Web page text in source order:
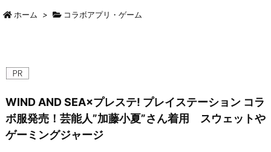
ホーム > コラボアプリ・ゲーム
WIND AND SEA×プレステ! プレイステーション コラ
ボ服発売！芸能人”加藤小夏”さん着用 スウェットや
ゲーミングジャージ